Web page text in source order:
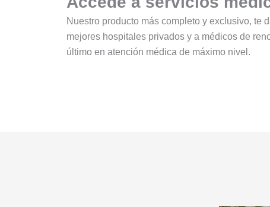
Nuestro producto más completo y exclusivo, te
mejores hospitales privados y a médicos de
último en atención médica de máximo nivel.